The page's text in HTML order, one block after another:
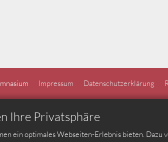
Ihre Privatsphäre
ein optimales Webseiten-Erlebnis bieten.
Impressum Datenschutzerklärung